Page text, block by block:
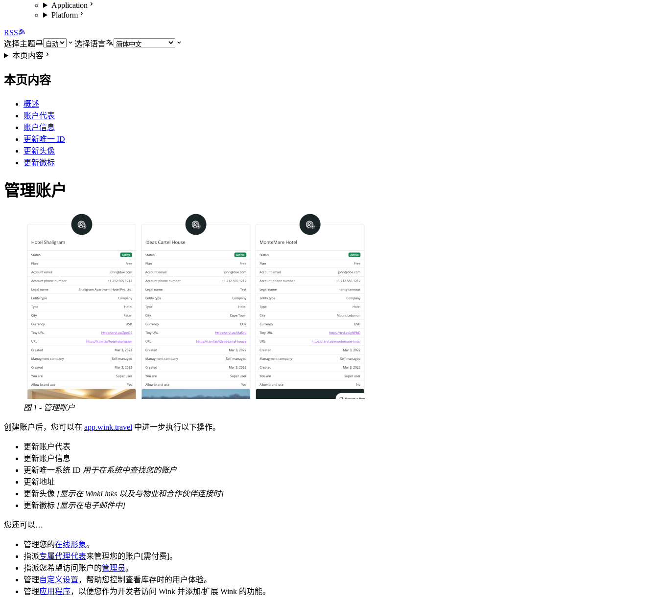
Application
Platform
RSS
选择主题
选择语言
本页内容
本页内容
概述
账户代表
账户信息
更新唯一 ID
更新头像
更新徽标
管理账户
图 1 - 管理账户
创建账户后，您可以在 app.wink.travel 中进一步执行以下操作。
更新账户代表
更新账户信息
更新唯一系统 ID 用于在系统中查找您的账户
更新地址
更新头像 [显示在 WinkLinks 以及与物业和合作伙伴连接时]
更新徽标 [显示在电子邮件中]
您还可以…
管理您的在线形象。
指派专属代理代表来管理您的账户[需付费]。
指派您希望访问账户的管理员。
管理自定义设置，帮助您控制查看库存时的用户体验。
管理应用程序，以便您作为开发者访问 Wink 并添加/扩展 Wink 的功能。